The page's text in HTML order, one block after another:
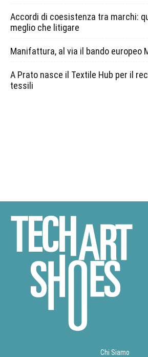
Accordi di coesistenza tra marchi:
meglio che litigare
Manifattura, al via il bando europeo
A Prato nasce il Textile Hub per il
tessili
Chi Siamo